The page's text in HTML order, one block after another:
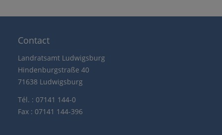
Contact
Landratsamt Ludwigsburg
Hindenburgstraße 40
71638 Ludwigsburg
Tél. : 07141 144-0
Fax : 07141 144-396